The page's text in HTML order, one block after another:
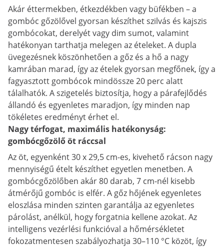
Akár éttermekben, étkezdékben vagy büfékben – a
gombóc gőzölővel gyorsan készíthet szilvás és kajszis
gombócokat, derelyét vagy dim sumot, valamint
hatékonyan tarthatja melegen az ételeket. A dupla
üvegezésnek köszönhetően a gőz és a hő a nagy
kamrában marad, így az ételek gyorsan megfőnek, így a
fagyasztott gombócok mindössze 20 perc alatt
tálalhatók. A szigetelés biztosítja, hogy a párafejlődés
állandó és egyenletes maradjon, így minden nap
tökéletes eredményt érhet el.
Nagy térfogat, maximális hatékonyság:
gombócgőzölő öt ráccsal
Az öt, egyenként 30 x 29,5 cm-es, kivehető rácson nagy
mennyiségű ételt készíthet egyetlen menetben. A
gombócgőzölőben akár 80 darab, 7 cm-nél kisebb
átmérőjű gombóc is elfér. A gőz hőjének egyenletes
eloszlása minden szinten garantálja az egyenletes
párolást, anélkül, hogy forgatnia kellene azokat. Az
intelligens vezérlési funkcióval a hőmérsékletet
fokozatmentesen szabályozhatja 30–110 °C közöt, így